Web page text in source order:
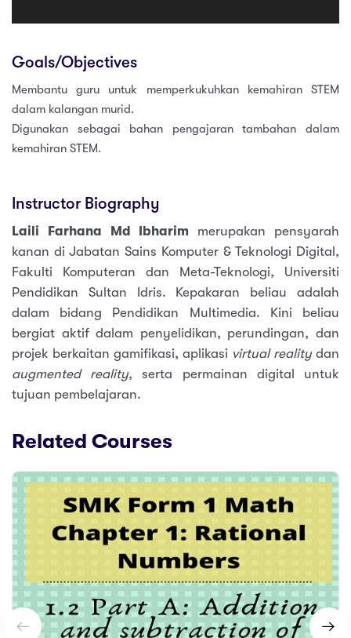
Goals/Objectives
Membantu guru untuk memperkukuhkan kemahiran STEM
dalam kalangan murid.
Digunakan sebagai bahan pengajaran tambahan dalam
kemahiran STEM.
Instructor Biography
Laili Farhana Md Ibharim merupakan pensyarah
kanan di Jabatan Sains Komputer & Teknologi Digital,
Fakulti Komputeran dan Meta-Teknologi, Universiti
Pendidikan Sultan Idris. Kepakaran beliau adalah
dalam bidang Pendidikan Multimedia. Kini beliau
bergiat aktif dalam penyelidikan, perundingan, dan
projek berkaitan gamifikasi, aplikasi virtual realitydan
augmented reality, serta permainan digital untuk
tujuan pembelajaran.
Related Courses